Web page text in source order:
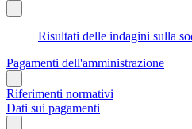
Risultati delle indagini sulla
Pagamenti dell'amministrazione
Riferimenti normativi
Dati sui pagamenti